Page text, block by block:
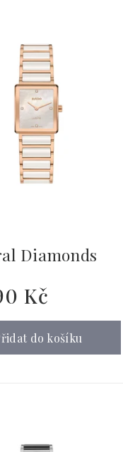
Diamonds
Kč
do košíku